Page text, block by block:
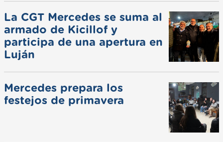
La CGT Mercedes se suma al
armado de Kicillof y
participa de una apertura en
Luján
Mercedes prepara los
festejos de primavera